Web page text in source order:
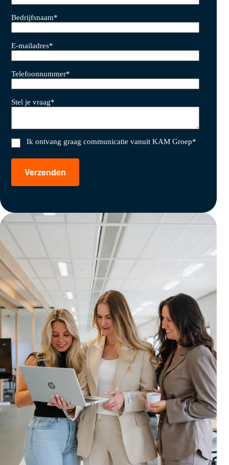
Bedrijfsnaam*
E-mailadres*
Telefoonnummer*
Stel je vraag*
Ik ontvang graag communicatie vanuit KAM Groep*